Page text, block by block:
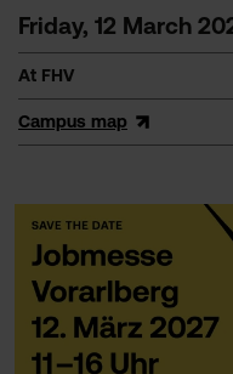
Friday, 12 March
At FHV
Campus map